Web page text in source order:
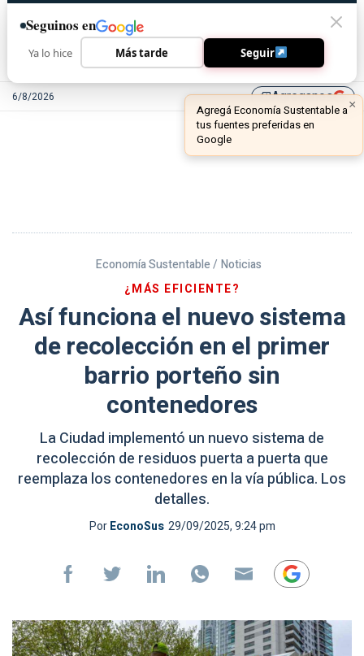
6/8/2026 library_addAgreganos
Economía Sustentable / Noticias
¿MÁS EFICIENTE?
Así funciona el nuevo sistema
de recolección en el primer
barrio porteño sin
contenedores
La Ciudad implementó un nuevo sistema de
recolección de residuos puerta a puerta que
reemplaza los contenedores en la vía pública. Los
detalles.
PorEconoSus 29/09/2025, 9:24 pm
Seguinos en
Ya lo hice Más tarde Seguir